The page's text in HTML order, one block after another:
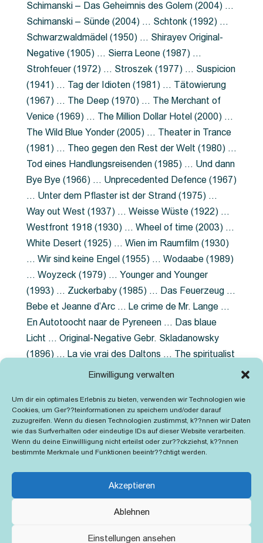
Einwilligung verwalten
Um dir ein optimales Erlebnis zu bieten, verwenden wir Technologien wie
Cookies, um Ger??teinformationen zu speichern und/oder darauf
zuzugreifen. Wenn du diesen Technologien zustimmst, k??nnen wir Daten
wie das Surfverhalten oder eindeutige IDs auf dieser Website verarbeiten.
Wenn du deine Einwillligung nicht erteilst oder zur??ckziehst, k??nnen
bestimmte Merkmale und Funktionen beeintr??chtigt werden.
Akzeptieren
Ablehnen
Einstellungen ansehen
Schimanski – Das Geheimnis des Golem (2004) …
Schimanski – Sünde (2004) … Schtonk (1992) …
Schwarzwaldmädel (1950) … Shirayev Original-
Negative (1905) … Sierra Leone (1987) …
Strohfeuer (1972) … Stroszek (1977) … Suspicion
(1941) … Tag der Idioten (1981) … Tätowierung
(1967) … The Deep (1970) … The Merchant of
Venice (1969) … The Million Dollar Hotel (2000) …
The Wild Blue Yonder (2005) … Theater in Trance
(1981) … Theo gegen den Rest der Welt (1980) …
Tod eines Handlungsreisenden (1985) … Und dann
Bye Bye (1966) … Unprecedented Defence (1967)
… Unter dem Pflaster ist der Strand (1975) …
Way out West (1937) … Weisse Wüste (1922) …
Westfront 1918 (1930) … Wheel of time (2003) …
White Desert (1925) … Wien im Raumfilm (1930)
… Wir sind keine Engel (1955) … Wodaabe (1989)
… Woyzeck (1979) … Younger and Younger
(1993) … Zuckerbaby (1985) … Das Feuerzeug …
Bebe et Jeanne d’Arc … Le crime de Mr. Lange …
En Autotoocht naar de Pyreneen … Das blaue
Licht … Original-Negative Gebr. Skladanowsky
(1896) … La vie vrai des Daltons … The spiritualist
photographer … Feuer im Fjord … The Song of the
Grubenlampe … Tolstoy … Grün ist die Heide …
Lady Hamilton … Mütter verzaget nicht …
Ruttmann Werbefilme